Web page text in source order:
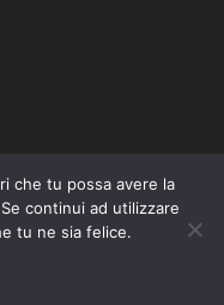
che tu possa avere la
continui ad utilizzare
tu ne sia felice.